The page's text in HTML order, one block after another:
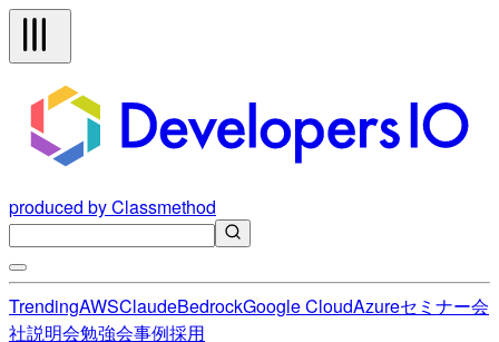
produced by Classmethod
TrendingAWSClaudeBedrockGoogle CloudAzureセミナー会
社説明会勉強会事例採用